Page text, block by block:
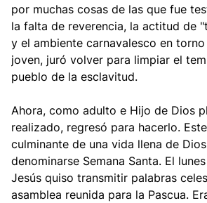
por muchas cosas de las que fue
la falta de reverencia, la actitud de
y el ambiente carnavalesco en
joven, juró volver para limpiar el
pueblo de la esclavitud.
Ahora, como adulto e Hijo de Dios
realizado, regresó para hacerlo.
culminante de una vida llena de
denominarse Semana Santa. El
Jesús quiso transmitir palabras
asamblea reunida para la Pascua.